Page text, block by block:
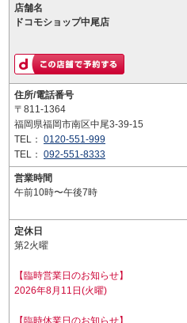
店舗名
ドコモショップ中尾店
住所/電話番号
〒811-1364
福岡県福岡市南区中尾3-39-15
TEL： 0120-551-999
TEL： 092-551-8333
営業時間
午前10時〜午後7時
定休日
第2火曜
【臨時営業日のお知らせ】
2026年8月11日(火曜)
【臨時休業日のお知らせ】